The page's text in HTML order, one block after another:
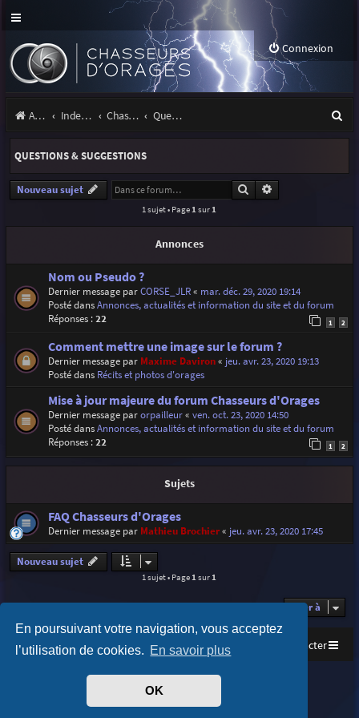
En poursuivant votre navigation, vous acceptez
l’utilisation de cookies. En savoir plus
OK
Connexion
Accueil Index du forum Chasseurs d'Orages Questions & suggestions
e
r
QUESTIONS & SUGGESTIONS
Nouveau sujet Rechercher
1 sujet • Page 1 sur 1
Annonces
Nom ou Pseudo ?
Dernier message parCORSE_JLR« mar. déc. 29, 2020 19:14
Posté dansAnnonces, actualités et information du site et du forum
Réponses :22 1 2
Comment mettre une image sur le forum ?
Dernier message par Maxime Daviron« jeu. avr. 23, 2020 19:13
Posté dans Récits et photos d'orages
Mise à jour majeure du forum Chasseurs d'Orages
Dernier message parorpailleur« ven. oct. 23, 2020 14:50
Posté dansAnnonces, actualités et information du site et du forum
Réponses :22 1 2
Sujets
FAQ Chasseurs d'Orages
Dernier message par Mathieu Brochier« jeu. avr. 23, 2020 17:45
Nouveau sujet
1 sujet • Page1sur1
Aller à
Accueil Index du forum Nous contacter
Purplexion style byIan Bradley
phpBB® Forum Software © phpBB Limited
Traduit parphpBB-fr.com